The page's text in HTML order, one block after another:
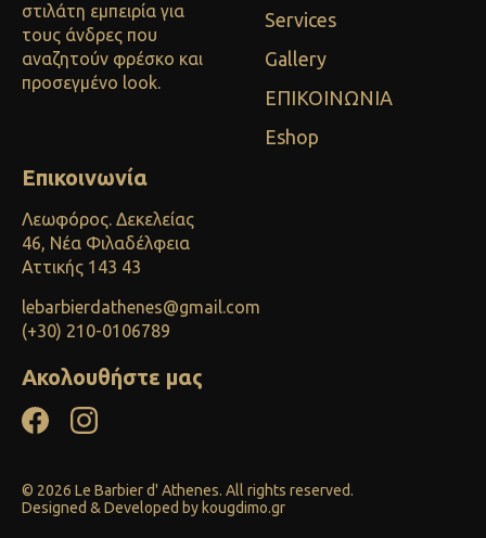
στιλάτη εμπειρία για
τους άνδρες που
αναζητούν φρέσκο και
προσεγμένο look.
Services
Gallery
ΕΠΙΚΟΙΝΩΝΙΑ
Eshop
Επικοινωνία
Λεωφόρος. Δεκελείας
46, Νέα Φιλαδέλφεια
Αττικής 143 43
lebarbierdathenes@gmail.com
(+30) 210-0106789
Ακολουθήστε μας
© 2026 Le Barbier d' Athenes. All rights reserved.
Designed & Developed by kougdimo.gr